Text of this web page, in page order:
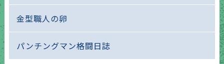
金型職人の卵
パンチングマン格闘日誌